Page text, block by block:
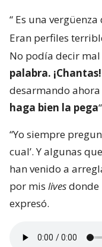
“ Es una
Eran perfiles
No podía decir mal
palabra. ¡Chantas!
desarmando ahora
haga bien la pega
“Yo siempre
cual’. Y algunas
han venido a
por mis livesdonde
expresó.